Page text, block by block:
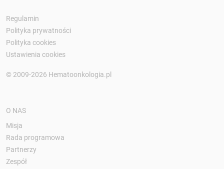
Regulamin
Polityka prywatności
Polityka cookies
Ustawienia cookies
© 2009-2026 Hematoonkologia.pl
O NAS
Misja
Rada programowa
Partnerzy
Zespół